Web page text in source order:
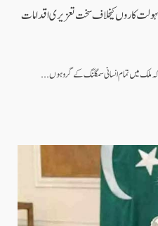
کاروں کیخلاف سخت تعزیری اقدامات
ملک میں تمام انسانی سمگلنگ کے گروہوں...